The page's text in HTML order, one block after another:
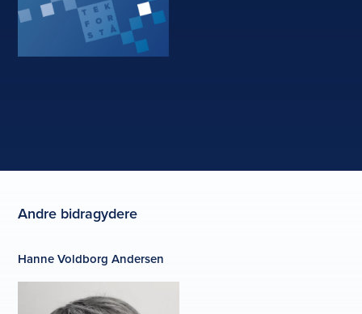
Andre bidragydere
Hanne Voldborg Andersen